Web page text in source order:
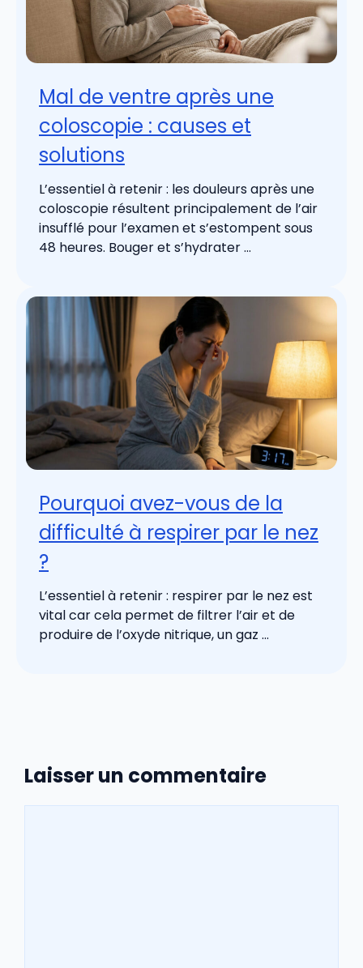
Mal de ventre après une
coloscopie : causes et
solutions
L’essentiel à retenir : les douleurs après une
coloscopie résultent principalement de l’air
insufflé pour l’examen et s’estompent sous
48 heures. Bouger et s’hydrater ...
Pourquoi avez-vous de la
difficulté à respirer par le nez
?
L’essentiel à retenir : respirer par le nez est
vital car cela permet de filtrer l’air et de
produire de l’oxyde nitrique, un gaz ...
Laisser un commentaire